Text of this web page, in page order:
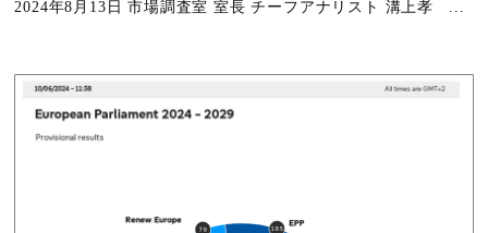
2024年8月13日 市場調査室 室長 チーフアナリスト 溝上孝 ...